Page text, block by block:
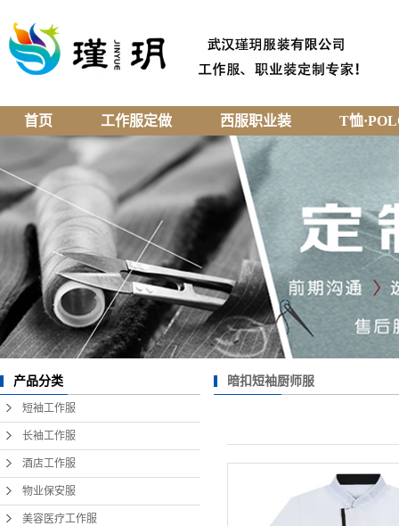
首页 工作服定做 西服职业装 T恤
产品分类
短袖工作服
长袖工作服
酒店工作服
物业保安服
美容医疗工作服
暗扣短袖厨师服